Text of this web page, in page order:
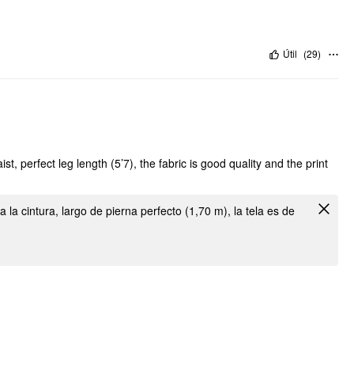
Útil (29)
perfect leg length (5’7), the fabric is good quality and the print
la cintura, largo de pierna perfecto (1,70 m), la tela es de